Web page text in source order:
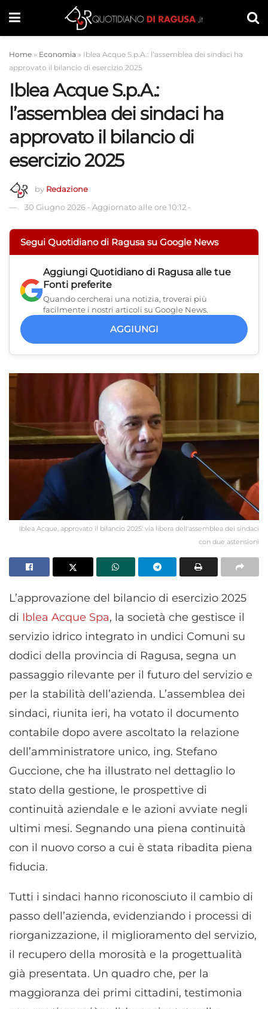
Home » Economia » Iblea Acque S.p.A.: l’assemblea dei sindaci ha
approvato il bilancio di esercizio 2025
Iblea Acque S.p.A.:
l’assemblea dei sindaci ha
approvato il bilancio di
esercizio 2025
by Redazione
30 Giugno 2026 - Aggiornato alle ore 10:12 -
Segui Quotidiano di Ragusa su Google News
Aggiungi Quotidiano di Ragusa alle tue
Fonti preferite
Quando cercherai una notizia, troverai più
facilmente i nostri articoli su Google News.
AGGIUNGI
Iblea Acque, approvato il bilancio 2025: via libera dell'assemblea dei sindaci
con due astensioni
L’approvazione del bilancio di esercizio 2025
di Iblea Acque Spa, la società che gestisce il
servizio idrico integrato in undici Comuni su
dodici della provincia di Ragusa, segna un
passaggio rilevante per il futuro del servizio e
per la stabilità dell’azienda. L’assemblea dei
sindaci, riunita ieri, ha votato il documento
contabile dopo avere ascoltato la relazione
dell’amministratore unico, ing. Stefano
Guccione, che ha illustrato nel dettaglio lo
stato della gestione, le prospettive di
continuità aziendale e le azioni avviate negli
ultimi mesi. Segnando una piena continuità
con il nuovo corso a cui è stata ribadita piena
fiducia.
Tutti i sindaci hanno riconosciuto il cambio di
passo dell’azienda, evidenziando i processi di
riorganizzazione, il miglioramento del servizio,
il recupero della morosità e la progettualità
già presentata. Un quadro che, per la
maggioranza dei primi cittadini, testimonia